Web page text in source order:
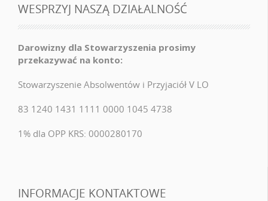
WESPRZYJ NASZĄ DZIAŁALNOŚĆ
Darowizny dla Stowarzyszenia prosimy
przekazywać na konto:
Stowarzyszenie Absolwentów i Przyjaciół V LO
83 1240 1431 1111 0000 1045 4738
1% dla OPP KRS: 0000280170
INFORMACJE KONTAKTOWE